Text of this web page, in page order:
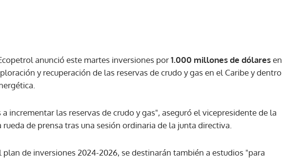
anunció este martes inversiones por1.000 millones de dólaresen
y recuperación de las reservas de crudo y gas en el Caribe y dentro
incrementar las reservas de crudo y gas", aseguró el vicepresidente de la
de prensa tras una sesión ordinaria de la junta directiva.
de inversiones 2024-2026, se destinarán también a estudios "para